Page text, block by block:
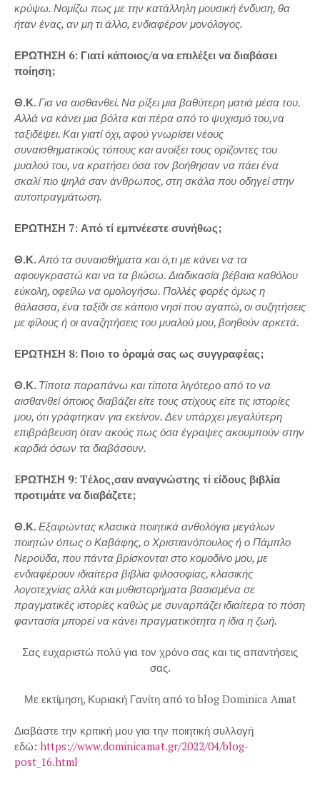
κρύψω. Νομίζω πως με την κατάλληλη μουσική ένδυση, θα
ήταν ένας, αν μη τι άλλο, ενδιαφέρον μονόλογος.
ΕΡΩΤΗΣΗ 6: Γιατί κάποιος/α να επιλέξει να διαβάσει
ποίηση;
Θ.Κ.Για να αισθανθεί. Να ρίξει μια βαθύτερη ματιά μέσα του.
Αλλά να κάνει μια βόλτα και πέρα από το ψυχισμό του,να
ταξιδέψει. Και γιατί όχι, αφού γνωρίσει νέους
συναισθηματικούς τόπους και ανοίξει τους ορίζοντες του
μυαλού του, να κρατήσει όσα τον βοήθησαν να πάει ένα
σκαλί πιο ψηλά σαν άνθρωπος, στη σκάλα που οδηγεί στην
αυτοπραγμάτωση.
ΕΡΩΤΗΣΗ 7: Από τί εμπνέεστε συνήθως;
Θ.Κ.Από τα συναισθήματα και ό,τι με κάνει να τα
αφουγκραστώ και να τα βιώσω. Διαδικασία βέβαια καθόλου
εύκολη, οφείλω να ομολογήσω. Πολλές φορές όμως η
θάλασσα, ένα ταξίδι σε κάποιο νησί που αγαπώ, οι συζητήσεις
με φίλους ή οι αναζητήσεις του μυαλού μου, βοηθούν αρκετά.
ΕΡΩΤΗΣΗ 8: Ποιo το όραμά σας ως συγγραφέας;
Θ.Κ. Τίποτα παραπάνω και τίποτα λιγότερο από το να
αισθανθεί όποιος διαβάζει είτε τους στίχους είτε τις ιστορίες
μου, ότι γράφτηκαν για εκείνον. Δεν υπάρχει μεγαλύτερη
επιβράβευση όταν ακούς πως όσα έγραψες ακουμπούν στην
καρδιά όσων τα διαβάσουν.
EΡΩΤΗΣΗ 9: Tέλος,σαν αναγνώστης τί είδους βιβλία
προτιμάτε να διαβάζετε;
Θ.Κ.Εξαιρώντας κλασικά ποιητικά ανθολόγια μεγάλων
ποιητών όπως ο Καβάφης, ο Χριστιανόπουλος ή ο Πάμπλο
Νερούδα, που πάντα βρίσκονται στο κομοδίνο μου, με
ενδιαφέρουν ιδιαίτερα βιβλία φιλοσοφίας, κλασικής
λογοτεχνίας αλλά και μυθιστορήματα βασισμένα σε
πραγματικές ιστορίες καθώς με συναρπάζει ιδιαίτερα το πόση
φαντασία μπορεί να κάνει πραγματικότητα η ίδια η ζωή.
Σας ευχαριστώ πολύ για τον χρόνο σας και τις απαντήσεις
σας.
Με εκτίμηση, Κυριακή Γανίτη από το blog Dominica Amat
Διαβάστε την κριτική μου για την ποιητική συλλογή
εδώ: https://www.dominicamat.gr/2022/04/blog-
post_16.html